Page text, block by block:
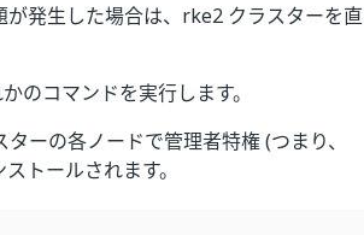
発生した場合は、rke2 クラスターを直
のコマンドを実行します。
ーの各ノードで管理者特権 (つまり、
トールされます。